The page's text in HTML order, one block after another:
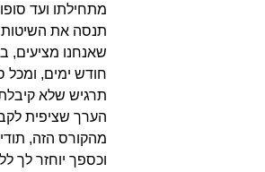
מתחילתו ועד סופו,
תנסה את השיטות
שאנחנו מציעים,
חודש ימים, ומכל
תרגיש שלא קיבלת
הערך שציפית לקבל
מהקורס הזה, תודיע
וכספך יוחזר לך ללא